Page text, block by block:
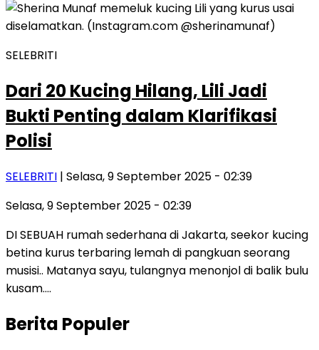
SELEBRITI
Dari 20 Kucing Hilang, Lili Jadi
Bukti Penting dalam Klarifikasi
Polisi
SELEBRITI | Selasa, 9 September 2025 - 02:39
Selasa, 9 September 2025 - 02:39
DI SEBUAH rumah sederhana di Jakarta, seekor kucing
betina kurus terbaring lemah di pangkuan seorang
musisi.. Matanya sayu, tulangnya menonjol di balik bulu
kusam….
Berita Populer